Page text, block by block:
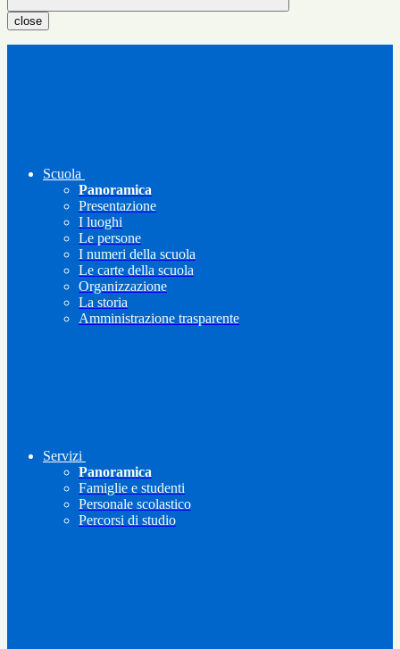
close
Scuola
Panoramica
Presentazione
I luoghi
Le persone
I numeri della scuola
Le carte della scuola
Organizzazione
La storia
Amministrazione trasparente
Servizi
Panoramica
Famiglie e studenti
Personale scolastico
Percorsi di studio